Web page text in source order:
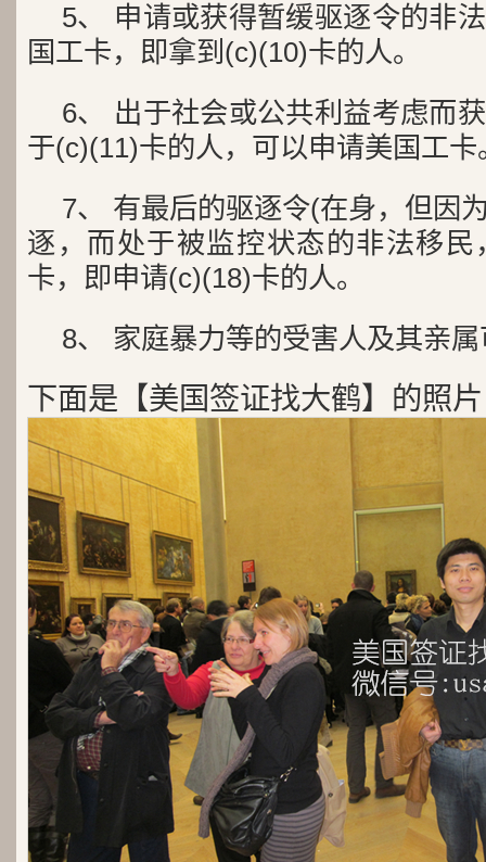
5、 申请或获得暂缓驱逐令的非
国工卡，即拿到(c)(10)卡的人。
6、 出于社会或公共利益考虑而
于(c)(11)卡的人，可以申请美国工卡
7、 有最后的驱逐令(在身，但因
逐，而处于被监控状态的非法移
卡，即申请(c)(18)卡的人。
8、 家庭暴力等的受害人及其亲
下面是【美国签证找大鹤】的照片